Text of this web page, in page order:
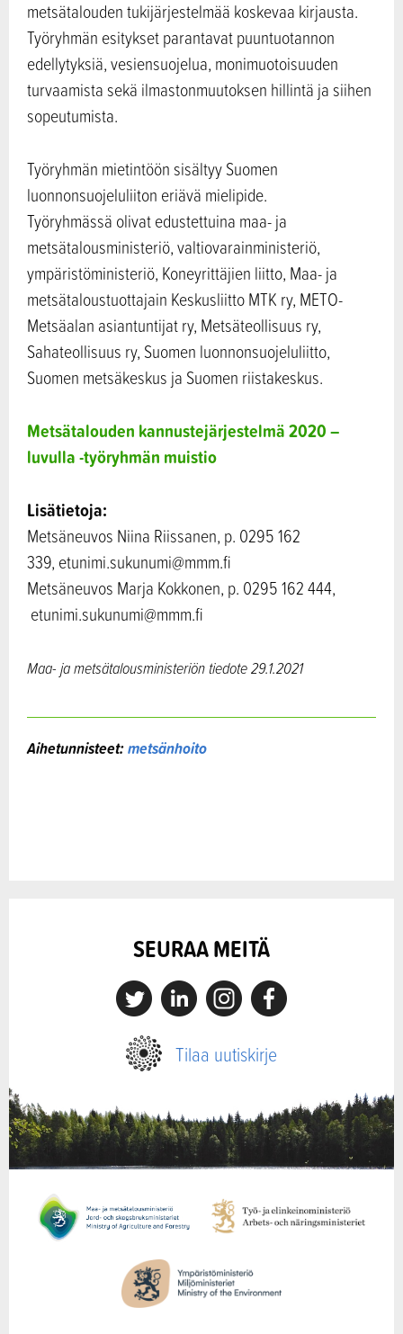
metsätalouden tukijärjestelmää koskevaa kirjausta.
Työryhmän esitykset parantavat puuntuotannon
edellytyksiä, vesiensuojelua, monimuotoisuuden
turvaamista sekä ilmastonmuutoksen hillintä ja siihen
sopeutumista.
Työryhmän mietintöön sisältyy Suomen
luonnonsuojeluliiton eriävä mielipide.
Työryhmässä olivat edustettuina maa- ja
metsätalousministeriö, valtiovarainministeriö,
ympäristöministeriö, Koneyrittäjien liitto, Maa- ja
metsätaloustuottajain Keskusliitto MTK ry, METO-
Metsäalan asiantuntijat ry, Metsäteollisuus ry,
Sahateollisuus ry, Suomen luonnonsuojeluliitto,
Suomen metsäkeskus ja Suomen riistakeskus.
Metsätalouden kannustejärjestelmä 2020 –
luvulla -työryhmän muistio
Lisätietoja:
Metsäneuvos Niina Riissanen, p. 0295 162
339, etunimi.sukunumi@mmm.fi
Metsäneuvos Marja Kokkonen, p. 0295 162 444,
etunimi.sukunumi@mmm.fi
Maa- ja metsätalousministeriön tiedote29.1.2021
Aihetunnisteet:metsänhoito
SEURAA MEITÄ
X LinkedinInstagramFacebook
Tilaa uutiskirje